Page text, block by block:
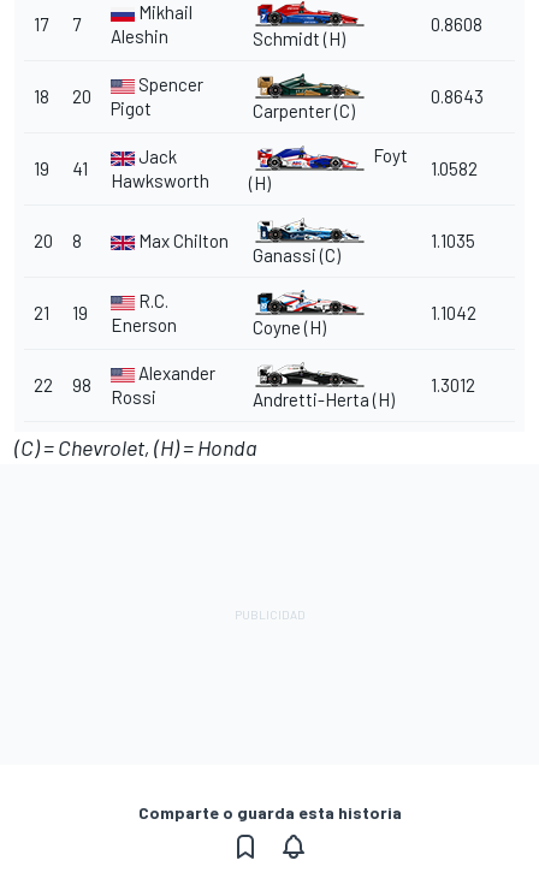
17 7
Mikhail
Aleshin
Schmidt (H)
0.8608
18 20
Spencer
Pigot
Carpenter (C)
0.8643
19 41
Jack
Hawksworth
Foyt
(H)
1.0582
20 8 Max Chilton
Ganassi (C)
1.1035
21 19
R.C.
Enerson
Coyne (H)
1.1042
22 98
Alexander
Rossi
Andretti-Herta (H)
1.3012
(C) = Chevrolet, (H) = Honda
Comparte o guarda esta historia